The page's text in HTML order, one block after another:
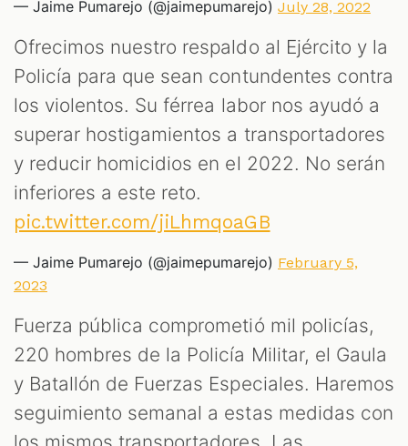
— Jaime Pumarejo (@jaimepumarejo) July 28, 2022
Ofrecimos nuestro respaldo al Ejército y la
Policía para que sean contundentes contra
los violentos. Su férrea labor nos ayudó a
superar hostigamientos a transportadores
y reducir homicidios en el 2022. No serán
inferiores a este reto.
pic.twitter.com/jiLhmqoaGB
— Jaime Pumarejo (@jaimepumarejo) February 5,
2023
Fuerza pública comprometió mil policías,
220 hombres de la Policía Militar, el Gaula
y Batallón de Fuerzas Especiales. Haremos
seguimiento semanal a estas medidas con